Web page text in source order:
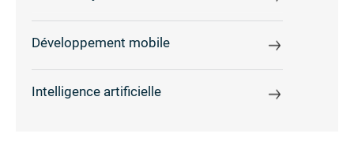
Développement mobile
Intelligence artificielle